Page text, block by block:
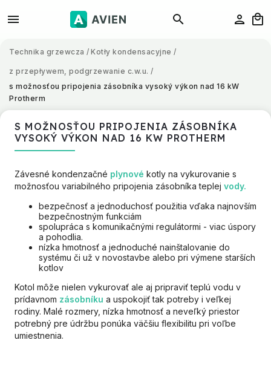
Technika grzewcza / Kotły kondensacyjne /
z przepływem, podgrzewanie c.w.u. /
s možnosťou pripojenia zásobníka vysoký výkon nad 16 kW
Protherm
S MOŽNOSŤOU PRIPOJENIA ZÁSOBNÍKA
VYSOKÝ VÝKON NAD 16 KW PROTHERM
Závesné kondenzačné plynové kotly na vykurovanie s
možnosťou variabilného pripojenia zásobníka teplej vody.
bezpečnosť a jednoduchosť použitia vďaka najnovším
bezpečnostným funkciám
spolupráca s komunikačnými regulátormi - viac úspory
a pohodlia.
nízka hmotnosť a jednoduché nainštalovanie do
systému či už v novostavbe alebo pri výmene starších
kotlov
Kotol môže nielen vykurovať ale aj pripraviť teplú vodu v
prídavnom zásobníku a uspokojiť tak potreby i veľkej
rodiny. Malé rozmery, nízka hmotnosť a neveľký priestor
potrebný pre údržbu ponúka väčšiu flexibilitu pri voľbe
umiestnenia.